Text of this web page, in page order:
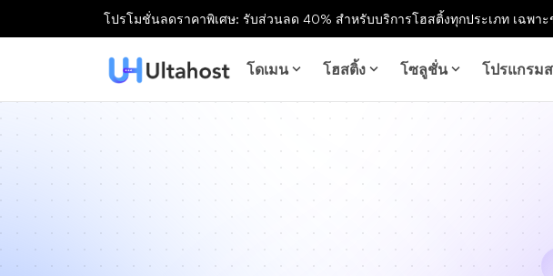
โปรโมชั่นลดราคาพิเศษ: รับส่วนลด 40% สำหรับบริการโฮสติ้งทุกประเภท เฉพาะ
โดเมน โฮสติ้ง โซลูชั่น โปรแกรม